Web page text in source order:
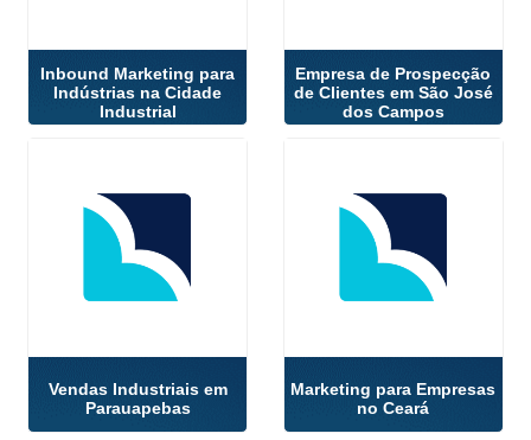
Inbound Marketing para
Indústrias na Cidade
Industrial
Empresa de Prospecção
de Clientes em São José
dos Campos
Vendas Industriais em
Parauapebas
Marketing para Empresas
no Ceará